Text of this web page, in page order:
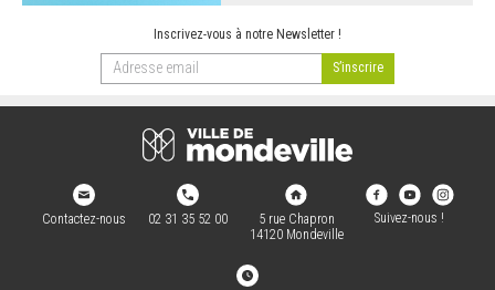
Inscrivez-vous à notre Newsletter !
Contactez-nous 02 31 35 52 00
5 rue Chapron
14120 Mondeville
Suivez-nous !